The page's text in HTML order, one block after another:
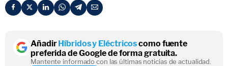
AñadirHíbridos y Eléctricoscomo fuente
preferida de Google de forma gratuita.
Mantente informado con las últimas noticias de actualidad.